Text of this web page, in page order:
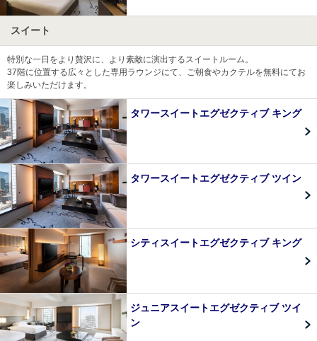
スイート
特別な一日をより贅沢に、より素敵に演出するスイートルーム。
37階に位置する広々とした専用ラウンジにて、ご朝食やカクテルを無料にてお
楽しみいただけます。
タワースイートエグゼクティブ キング
タワースイートエグゼクティブ ツイン
シティスイートエグゼクティブ キング
ジュニアスイートエグゼクティブ ツイ
ン